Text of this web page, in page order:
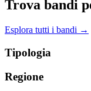
Trova bandi
Esplora tutti i bandi →
Tipologia
Regione